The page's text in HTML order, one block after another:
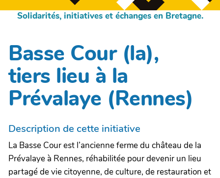
Solidarités, initiatives et échanges en Bretagne.
Basse Cour (la),
tiers lieu à la
Prévalaye (Rennes)
Description de cette initiative
La Basse Cour est l’ancienne ferme du château de la
Prévalaye à Rennes, réhabilitée pour devenir un lieu
partagé de vie citoyenne, de culture, de restauration et